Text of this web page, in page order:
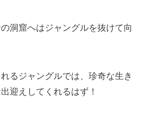
洞窟へはジャングルを抜けて向
るジャングルでは、珍奇な生き
迎えしてくれるはず！